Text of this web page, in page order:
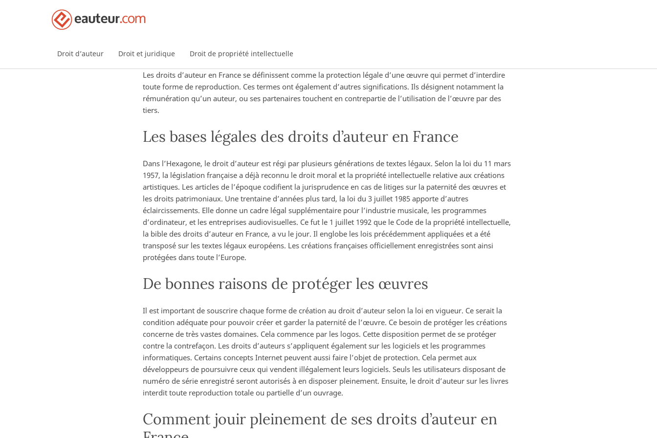
Droit d’auteur Droit et juridique Droit de propriété intellectuelle
Les droits d’auteur en France se définissent comme la protection légale d’une œuvre qui permet d’interdire
toute forme de reproduction. Ces termes ont également d’autres significations. Ils désignent notamment la
rémunération qu’un auteur, ou ses partenaires touchent en contrepartie de l’utilisation de l’œuvre par des
tiers.
Les bases légales des droits d’auteur en France
Dans l’Hexagone, le droit d’auteur est régi par plusieurs générations de textes légaux. Selon la loi du 11 mars
1957, la législation française a déjà reconnu le droit moral et la propriété intellectuelle relative aux créations
artistiques. Les articles de l’époque codifient la jurisprudence en cas de litiges sur la paternité des œuvres et
les droits patrimoniaux. Une trentaine d’années plus tard, la loi du 3 juillet 1985 apporte d’autres
éclaircissements. Elle donne un cadre légal supplémentaire pour l’industrie musicale, les programmes
d’ordinateur, et les entreprises audiovisuelles. Ce fut le 1 juillet 1992 que le Code de la propriété intellectuelle,
la bible des droits d’auteur en France, a vu le jour. Il englobe les lois précédemment appliquées et a été
transposé sur les textes légaux européens. Les créations françaises officiellement enregistrées sont ainsi
protégées dans toute l’Europe.
De bonnes raisons de protéger les œuvres
Il est important de souscrire chaque forme de création au droit d’auteur selon la loi en vigueur. Ce serait la
condition adéquate pour pouvoir créer et garder la paternité de l’œuvre. Ce besoin de protéger les créations
concerne de très vastes domaines. Cela commence par les logos. Cette disposition permet de se protéger
contre la contrefaçon. Les droits d’auteurs s’appliquent également sur les logiciels et les programmes
informatiques. Certains concepts Internet peuvent aussi faire l’objet de protection. Cela permet aux
développeurs de poursuivre ceux qui vendent illégalement leurs logiciels. Seuls les utilisateurs disposant de
numéro de série enregistré seront autorisés à en disposer pleinement. Ensuite, le droit d’auteur sur les livres
interdit toute reproduction totale ou partielle d’un ouvrage.
Comment jouir pleinement de ses droits d’auteur en